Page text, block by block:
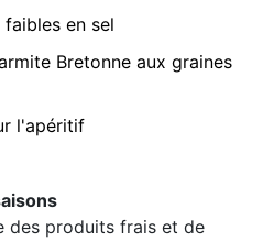
en sel
Bretonne aux graines
l'apéritif
des produits frais et de